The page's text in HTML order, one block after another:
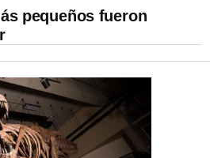
pequeños fueron